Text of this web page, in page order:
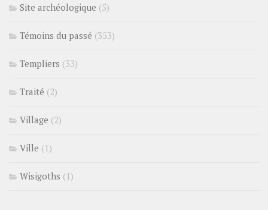
Site archéologique (5)
Témoins du passé (353)
Templiers (33)
Traité (2)
Village (2)
Ville (1)
Wisigoths (1)